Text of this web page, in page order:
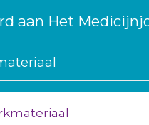
aan Het